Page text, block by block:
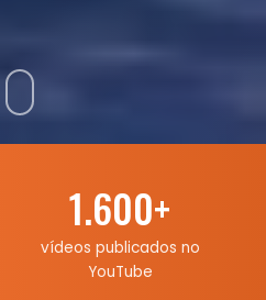
1.600+
vídeos publicados no
YouTube